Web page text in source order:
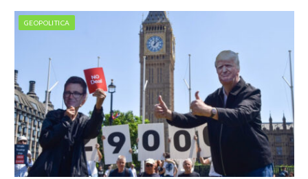
GEOPOLITICA